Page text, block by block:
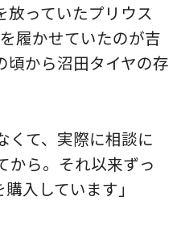
放っていたプリウス
履かせていたのが吉
頃から沼田タイヤの存
くて、実際に相談に
から。それ以来ずっ
入しています」